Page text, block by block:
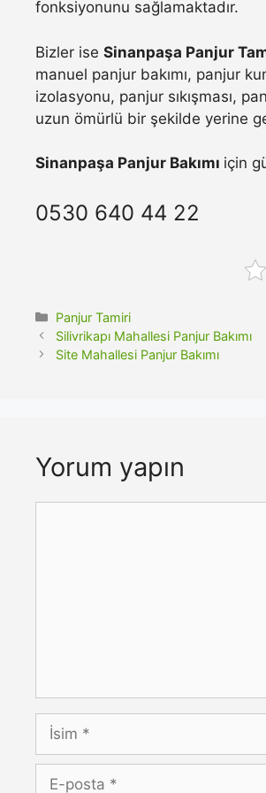
fonksiyonunu sağlamaktadır.
Bizler ise Sinanpaşa Panjur
manuel panjur bakımı, panjur
izolasyonu, panjur sıkışması,
uzun ömürlü bir şekilde yerine
Sinanpaşa Panjur Bakımı için
0530 640 44 22
Kategoriler
Panjur Tamiri
Silivrikapı Mahallesi Panjur Bakımı
Site Mahallesi Panjur Bakımı
Yorum yapın
İsim